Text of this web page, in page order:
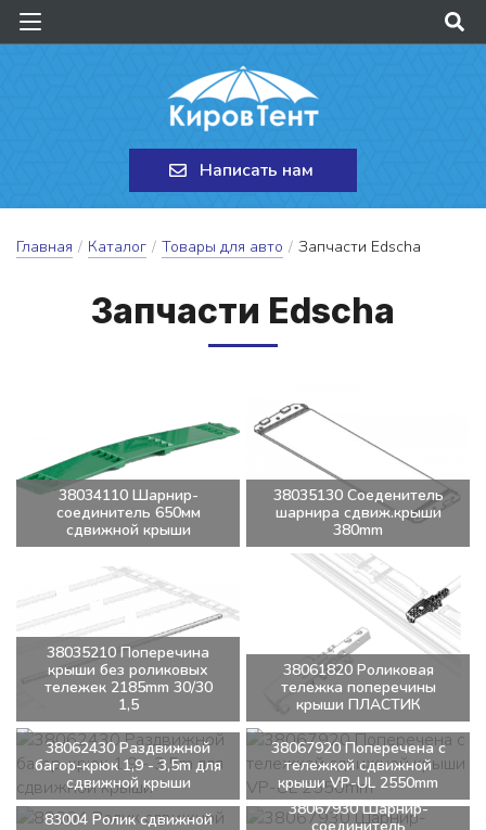
Написать нам
Главная / Каталог / Товары для авто / Запчасти Edscha
Зап­части Edscha
38034110 Шарнир-
соединитель 650мм
сдвижной крыши
38035130 Соеденитель
шарнира сдвиж.крыши
380mm
38035210 Поперечина
крыши без роликовых
тележек 2185mm 30/30
1,5
38061820 Роликовая
тележка поперечины
крыши ПЛАСТИК
38062430 Раздвижной
багор-крюк 1,9 - 3,5m для
сдвижной крыши
38067920 Поперечена с
тележкой сдвижной
крыши VP-UL 2550mm
83004 Ролик сдвижной
38067930 Шарнир-